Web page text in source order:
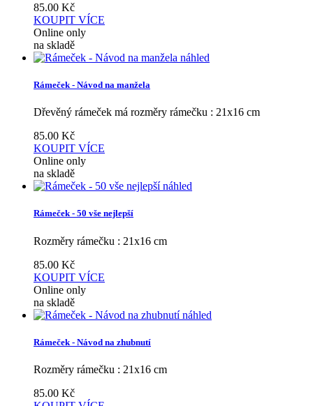
85.00 Kč
KOUPIT VÍCE
Online only
na skladě
náhled
Rámeček - Návod na manžela
Dřevěný rámeček má rozměry rámečku : 21x16 cm
85.00 Kč
KOUPIT VÍCE
Online only
na skladě
náhled
Rámeček - 50 vše nejlepší
Rozměry rámečku : 21x16 cm
85.00 Kč
KOUPIT VÍCE
Online only
na skladě
náhled
Rámeček - Návod na zhubnutí
Rozměry rámečku : 21x16 cm
85.00 Kč